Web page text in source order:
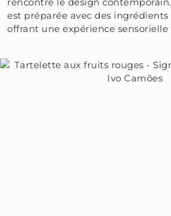
est préparée avec des
offrant une expérience